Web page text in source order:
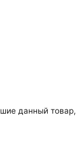
данный товар,